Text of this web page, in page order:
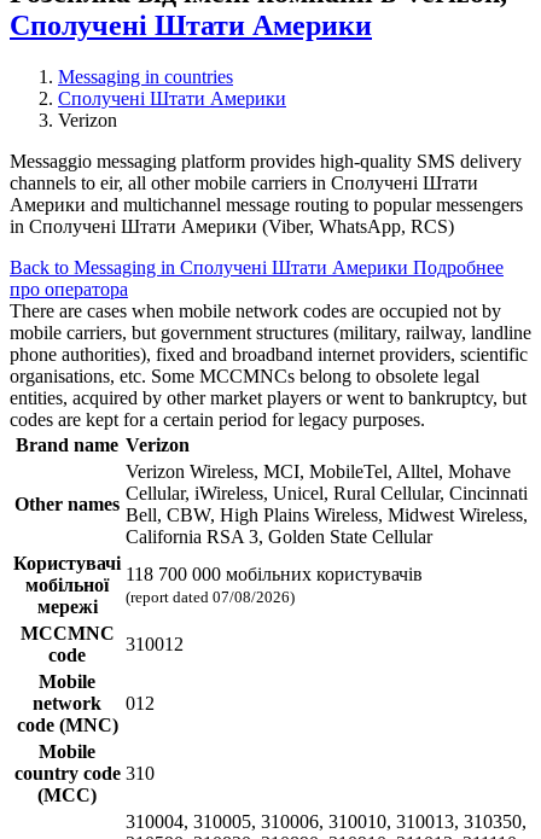
Сполучені Штати Америки
Messaging in countries
Сполучені Штати Америки
Verizon
Messaggio messaging platform provides high-quality SMS delivery
channels to eir, all other mobile carriers in Сполучені Штати
Америки and multichannel message routing to popular messengers
in Сполучені Штати Америки (Viber, WhatsApp, RCS)
Back to Messaging in Сполучені Штати Америки Подробнее
про оператора
There are cases when mobile network codes are occupied not by
mobile carriers, but government structures (military, railway, landline
phone authorities), fixed and broadband internet providers, scientific
organisations, etc. Some MCCMNCs belong to obsolete legal
entities, acquired by other market players or went to bankruptcy, but
codes are kept for a certain period for legacy purposes.
Brand name Verizon
Other names
Verizon Wireless, MCI, MobileTel, Alltel, Mohave
Cellular, iWireless, Unicel, Rural Cellular, Cincinnati
Bell, CBW, High Plains Wireless, Midwest Wireless,
California RSA 3, Golden State Cellular
Користувачі
мобільної
мережі
118 700 000 мобільних користувачів
(report dated 07/08/2026)
MCCMNC
code
310012
Mobile
network
code (MNC)
012
Mobile
country code
(MCC)
310
310004, 310005, 310006, 310010, 310013, 310350,